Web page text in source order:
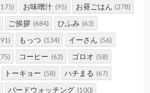
お味噌汁 (95) お昼ごはん (278)
ご挨拶 (684) ひふみ (63)
もっつ (134) イーさん (56)
コーヒー (62) ゴロオ (58)
トーキョー (58) ハチまる (67)
バードウォッチング (100)